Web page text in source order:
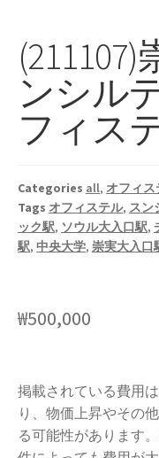
ンシル
フィス
Categories all, オフィス
Tags オフィステル, スン
ック駅, ソウル大入口駅,
駅, 中央大学, 崇実大入口
₩500,000
掲載されている費用
り、物価上昇やその
る可能性があります